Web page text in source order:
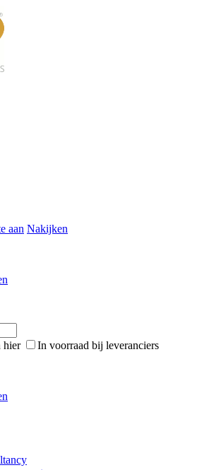
aan Nakijken
hier
In voorraad bij leveranciers